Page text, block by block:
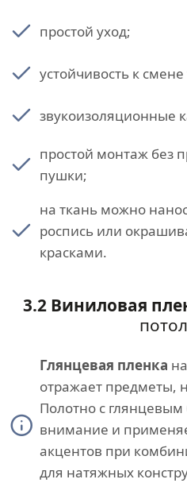
простой уход;
устойчивость к
звукоизоляционные
простой монтаж без
пушки;
на ткань можно
роспись или
красками.
3.2 Виниловая
Глянцевая пленка
отражает предметы,
Полотно с
внимание и
акцентов при
для натяжных